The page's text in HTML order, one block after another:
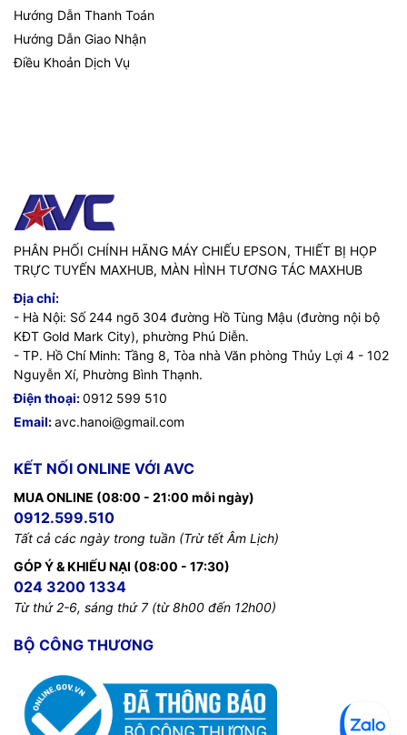
Hướng Dẫn Thanh Toán
Hướng Dẫn Giao Nhận
Điều Khoản Dịch Vụ
PHÂN PHỐI CHÍNH HÃNG MÁY CHIẾU EPSON, THIẾT BỊ HỌP
TRỰC TUYẾN MAXHUB, MÀN HÌNH TƯƠNG TÁC MAXHUB
Địa chỉ:
- Hà Nội: Số 244 ngõ 304 đường Hồ Tùng Mậu (đường nội bộ
KĐT Gold Mark City), phường Phú Diễn.
- TP. Hồ Chí Minh: Tầng 8, Tòa nhà Văn phòng Thủy Lợi 4 - 102
Nguyễn Xí, Phường Bình Thạnh.
Điện thoại:0912 599 510
Email:avc.hanoi@gmail.com
KẾT NỐI ONLINE VỚI AVC
MUA ONLINE (08:00 - 21:00 mỗi ngày)
0912.599.510
Tất cả các ngày trong tuần (Trừ tết Âm Lịch)
GÓP Ý & KHIẾU NẠI (08:00 - 17:30)
024 3200 1334
Từ thứ 2-6, sáng thứ 7 (từ 8h00 đến 12h00)
BỘ CÔNG THƯƠNG